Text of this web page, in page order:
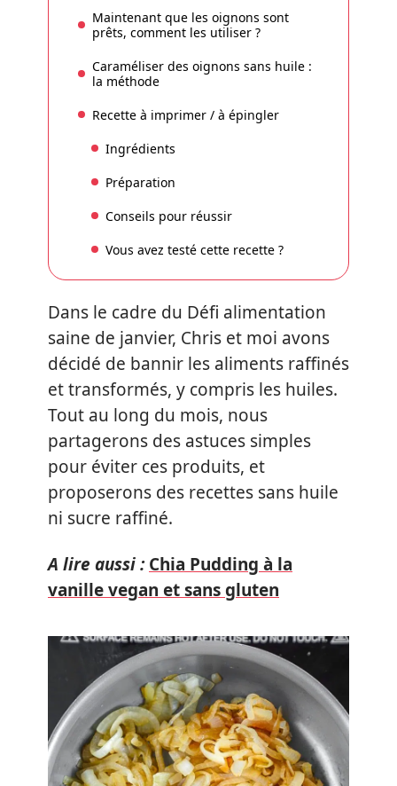
Maintenant que les oignons sont
prêts, comment les utiliser ?
Caraméliser des oignons sans huile :
la méthode
Recette à imprimer / à épingler
Ingrédients
Préparation
Conseils pour réussir
Vous avez testé cette recette ?
Dans le cadre du Défi alimentation
saine de janvier, Chris et moi avons
décidé de bannir les aliments raffinés
et transformés, y compris les huiles.
Tout au long du mois, nous
partagerons des astuces simples
pour éviter ces produits, et
proposerons des recettes sans huile
ni sucre raffiné.
A lire aussi : Chia Pudding à la
vanille vegan et sans gluten